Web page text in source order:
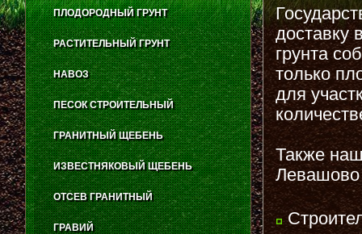
доставку
грунта
только
для
Также
ПЛОДОРОДНЫЙ ГРУНТ
РАСТИТЕЛЬНЫЙ ГРУНТ
НАВОЗ
ПЕСОК СТРОИТЕЛЬНЫЙ
ГРАНИТНЫЙ ЩЕБЕНЬ
ИЗВЕСТНЯКОВЫЙ ЩЕБЕНЬ
ОТСЕВ ГРАНИТНЫЙ
ГРАВИЙ